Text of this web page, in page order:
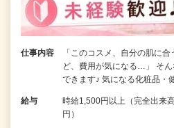
仕事内容
「このコスメ、自分の肌に
ど、費用が気になる…」 そ
できます♪ 気になる化粧品・
給与
時給1,500円以上（完全出来
円）